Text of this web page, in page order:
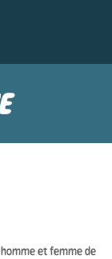
homme et femme de